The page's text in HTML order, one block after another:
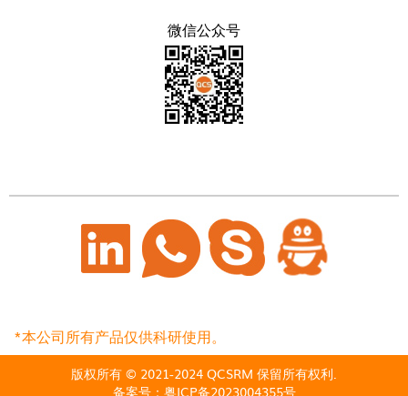
微信公众号
*本公司所有产品仅供科研使用。
版权所有 © 2021-2024 QCSRM 保留所有权利.
备案号： 粤ICP备2023004355号